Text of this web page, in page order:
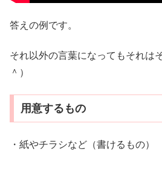
答えの例です。
それ以外の言葉になってもそれは
＾）
用意するもの
・紙やチラシなど（書けるもの）